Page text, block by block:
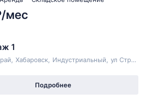
мес
1
Хабаровск Индустриальный ул Строительная
Подробнее